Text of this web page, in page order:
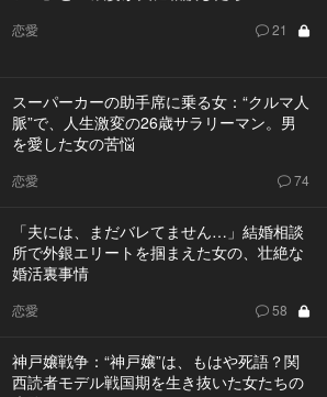
恋愛 21
スーパーカーの助手席に乗る女：“クルマ人
脈”で、人生激変の26歳サラリーマン。男
を愛した女の苦悩
恋愛 74
「夫には、まだバレてません…」結婚相談
所で外銀エリートを掴まえた女の、壮絶な
婚活裏事情
恋愛 58
神戸嬢戦争：“神戸嬢”は、もはや死語？関
西読者モデル戦国期を生き抜いた女たちの